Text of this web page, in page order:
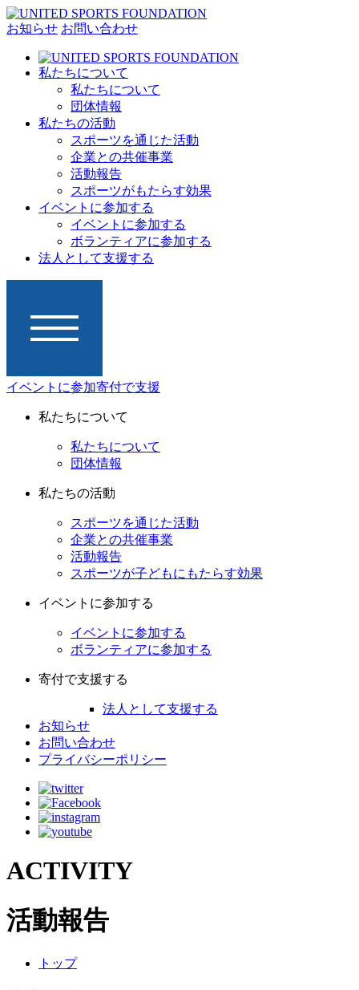
お知らせ お問い合わせ
私たちについて
私たちについて
団体情報
私たちの活動
スポーツを通じた活動
企業との共催事業
活動報告
スポーツがもたらす効果
イベントに参加する
イベントに参加する
ボランティアに参加する
法人として支援する
イベントに参加寄付で支援
私たちについて
私たちについて
団体情報
私たちの活動
スポーツを通じた活動
企業との共催事業
活動報告
スポーツが子どもにもたらす効果
イベントに参加する
イベントに参加する
ボランティアに参加する
寄付で支援する
法人として支援する
お知らせ
お問い合わせ
プライバシーポリシー
ACTIVITY
活動報告
トップ